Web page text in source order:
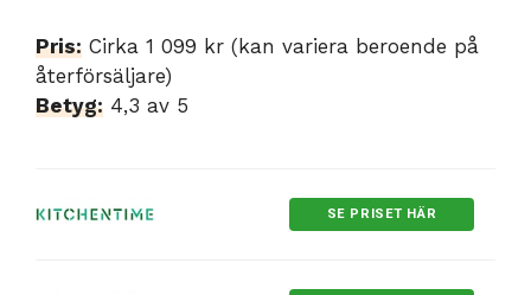
Pris: Cirka 1 099 kr (kan variera beroende på
återförsäljare)
Betyg: 4,3 av 5
SE PRISET HÄR